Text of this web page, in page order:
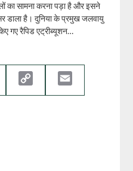
का सामना करना पड़ा है और इसने
डाला है। दुनिया के प्रमुख जलवायु
गए रैपिड एट्रीब्यूशन…
Link